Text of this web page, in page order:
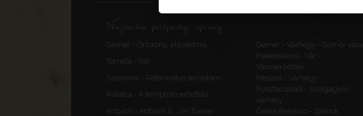
Najnovšie príspevky, opravy
Gemer - Őrtorony, elővédmű
Gemer - Várhegy - Gömör vára
Tornaľa - Vár
Feketeváros - Vár -
Városerődítés
Szalonna - Református templom
Meszes - Várhegy
Rakaca - A templom erődfala
Pusztacsalád - Szolgagyőr,
várhely
Imbach - Imbach II., „Im Turner”
České Brezovo - Zámok